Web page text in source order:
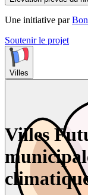
Une initiative par
Soutenir le projet
Villes
Villes